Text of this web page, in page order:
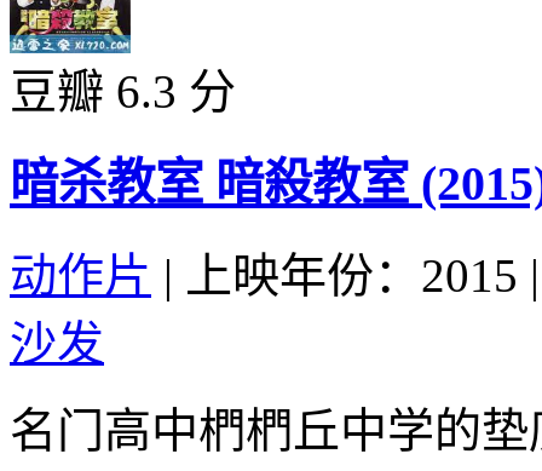
豆瓣 6.3 分
暗杀教室 暗殺教室
动作片 | 上映年份：2015 |
沙发
名门高中椚椚丘中学的